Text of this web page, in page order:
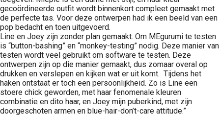
gecoördineerde outfit wordt binnenkort compleet gemaakt met
de perfecte tas. Voor deze ontwerpen had ik een beeld van een
pop bedacht en toen uitgevoerd.
Line en Joey zijn zonder plan gemaakt. Om MEgurumi te testen
is “button-bashing” en “monkey-testing” nodig. Deze manier van
testen wordt veel gebruikt om software te testen. Deze
ontwerpen zijn op die manier gemaakt, dus zomaar overal op
drukken en verslepen en kijken wat er uit komt. Tijdens het
haken ontstaat er toch een persoonlijkheid. Zo is Line een
stoere chick geworden, met haar fenomenale kleuren
combinatie en dito haar, en Joey mijn puberkind, met zijn
doorgeschoten armen en blue-hair-don’t-care attitude.”